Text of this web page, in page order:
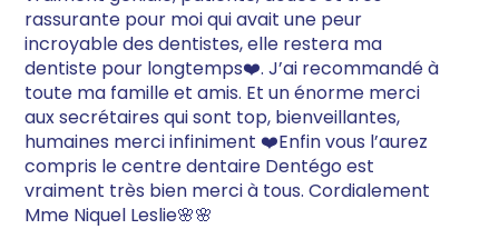
rassurante pour moi qui avait une peur
incroyable des dentistes, elle restera ma
dentiste pour longtemps❤️. J’ai recommandé à
toute ma famille et amis. Et un énorme merci
aux secrétaires qui sont top, bienveillantes,
humaines merci infiniment ❤️Enfin vous l’aurez
compris le centre dentaire Dentégo est
vraiment très bien merci à tous. Cordialement
Mme Niquel Leslie🌸🌸